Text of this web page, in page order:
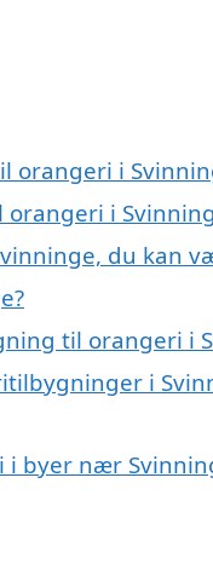
orangeri i
i
du kan
til orangeri i
i
i byer nær